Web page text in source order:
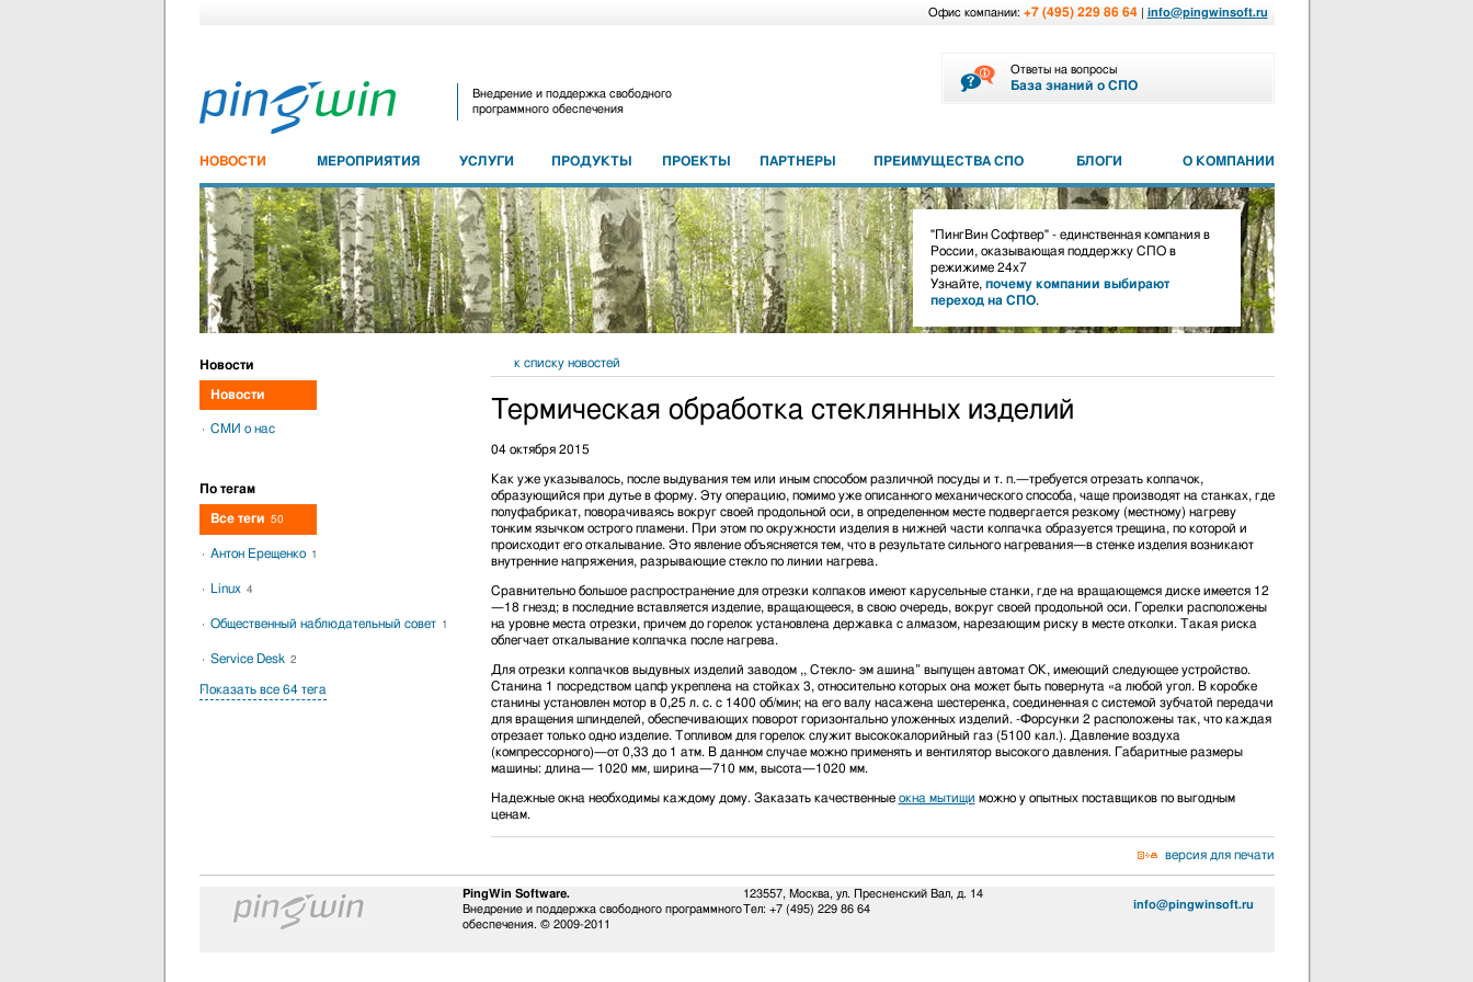
Офис компании: +7 (495) 229 86 64| info@pingwinsoft.ru
Внедрение и поддержка свободного
программного обеспечения
Ответы на вопросы
База знаний о СПО
НОВОСТИ МЕРОПРИЯТИЯ УСЛУГИ ПРОДУКТЫ ПРОЕКТЫ ПАРТНЕРЫ ПРЕИМУЩЕСТВА СПО БЛОГИ О КОМПАНИИ
"ПингВин Софтвер" - единственная компания в
России, оказывающая поддержку СПО в
режижиме 24х7
Узнайте, почему компании выбирают
переход на СПО.
к списку новостей
Термическая обработка стеклянных изделий
04 октября 2015
Как уже указывалось, после выдувания тем или иным способом различной посуды и т. п.—требуется отрезать колпачок,
образующийся при дутье в форму. Эту операцию, помимо уже описанного механического способа, чаще производят на станках, где
полуфабрикат, поворачиваясь вокруг своей продольной оси, в определенном месте подвергается резкому (местному) нагреву
тонким язычком острого пламени. При этом по окружности изделия в нижней части колпачка образуется трещина, по которой и
происходит его откалывание. Это явление объясняется тем, что в результате сильного нагревания—в стенке изделия возникают
внутренние напряжения, разрывающие стекло по линии нагрева.
Сравнительно большое распространение для отрезки колпаков имеют карусельные станки, где на вращающемся диске имеется 12
—18 гнезд; в последние вставляется изделие, вращающееся, в свою очередь, вокруг своей продольной оси. Горелки расположены
на уровне места отрезки, причем до горелок установлена державка с алмазом, нарезающим риску в месте отколки. Такая риска
облегчает откалывание колпачка после нагрева.
Для отрезки колпачков выдувных изделий заводом ,, Стекло- эм ашина” выпущен автомат ОК, имеющий следующее устройство.
Станина 1 посредством цапф укреплена на стойках 3, относительно которых она может быть повернута «а любой угол. В коробке
станины установлен мотор в 0,25 л. с. с 1400 об/мин; на его валу насажена шестеренка, соединенная с системой зубчатой передачи
для вращения шпинделей, обеспечивающих поворот горизонтально уложенных изделий. -Форсунки 2 расположены так, что каждая
отрезает только одно изделие. Топливом для горелок служит высококалорийный газ (5100 кал.). Давление воздуха
(компрессорного)—от 0,33 до 1 атм. В данном случае можно применять и вентилятор высокого давления. Габаритные размеры
машины: длина— 1020 мм, ширина—710 мм, высота—1020 мм.
Надежные окна необходимы каждому дому. Заказать качественные окна мытищи можно у опытных поставщиков по выгодным
ценам.
версия для печати
Новости
Новости
СМИ о нас
По тегам
Все теги 50
Антон Ерещенко 1
Linux 4
Общественный наблюдательный совет 1
Service Desk 2
Показать все 64 тега
PingWin Software.
Внедрение и поддержка свободного программного
обеспечения. © 2009-2011
123557, Москва, ул. Пресненский Вал, д. 14
Тел: +7 (495) 229 86 64 info@pingwinsoft.ru